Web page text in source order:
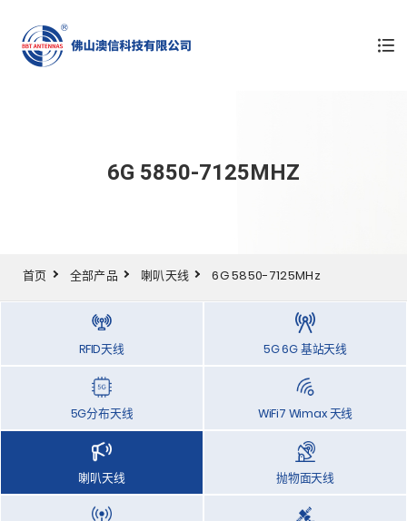
6G 5850-7125MHZ
首页 全部产品 喇叭天线 6G 5850-7125MHz
RFID天线 5G 6G 基站天线
5G分布天线 WiFi7 Wimax 天线
喇叭天线 抛物面天线